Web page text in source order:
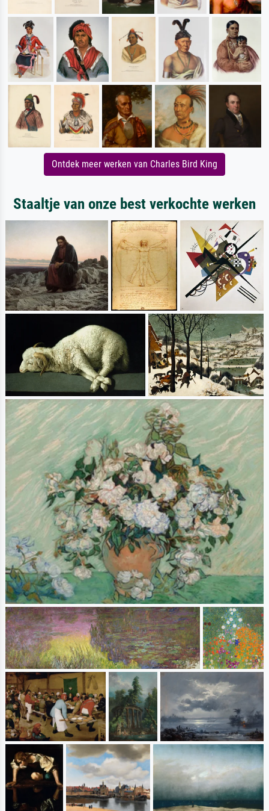
Ontdek meer werken van Charles Bird King
Staaltje van onze best verkochte werken